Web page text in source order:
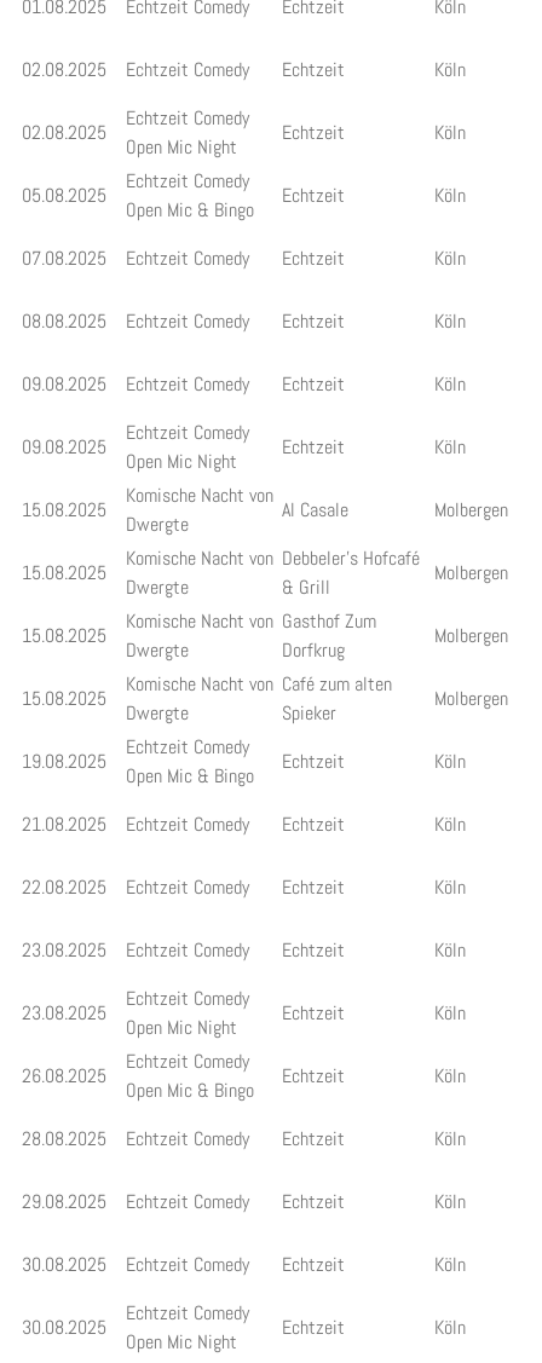
01.08.2025 Echtzeit Comedy Echtzeit Köln
02.08.2025 Echtzeit Comedy Echtzeit Köln
02.08.2025
Echtzeit Comedy
Open Mic Night
Echtzeit Köln
05.08.2025
Echtzeit Comedy
Open Mic & Bingo
Echtzeit Köln
07.08.2025 Echtzeit Comedy Echtzeit Köln
08.08.2025 Echtzeit Comedy Echtzeit Köln
09.08.2025 Echtzeit Comedy Echtzeit Köln
09.08.2025
Echtzeit Comedy
Open Mic Night
Echtzeit Köln
15.08.2025
Komische Nacht von
Dwergte
Al Casale Molbergen
15.08.2025
Komische Nacht von
Dwergte
Debbeler's Hofcafé
& Grill
Molbergen
15.08.2025
Komische Nacht von
Dwergte
Gasthof Zum
Dorfkrug
Molbergen
15.08.2025
Komische Nacht von
Dwergte
Café zum alten
Spieker
Molbergen
19.08.2025
Echtzeit Comedy
Open Mic & Bingo
Echtzeit Köln
21.08.2025 Echtzeit Comedy Echtzeit Köln
22.08.2025 Echtzeit Comedy Echtzeit Köln
23.08.2025 Echtzeit Comedy Echtzeit Köln
23.08.2025
Echtzeit Comedy
Open Mic Night
Echtzeit Köln
26.08.2025
Echtzeit Comedy
Open Mic & Bingo
Echtzeit Köln
28.08.2025 Echtzeit Comedy Echtzeit Köln
29.08.2025 Echtzeit Comedy Echtzeit Köln
30.08.2025 Echtzeit Comedy Echtzeit Köln
30.08.2025
Echtzeit Comedy
Open Mic Night
Echtzeit Köln